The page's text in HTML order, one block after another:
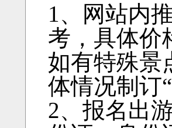
1、网站内
考，具体价
如有特殊景
体情况制订
2、报名出